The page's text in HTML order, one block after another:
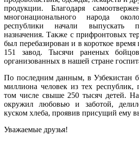
продукции. Благодаря
многонационального народа
республики начали выпускать
назначения. Также с прифронтовых
был перебазирован и в короткое
151 завод. Тысячи раненых
организованных в нашей стране
По последним данным, в Узбекистан
миллиона человек из тех республик,
том числе свыше 250 тысяч детей.
окружил любовью и заботой,
куском хлеба, проявив присущий ему
Уважаемые друзья!